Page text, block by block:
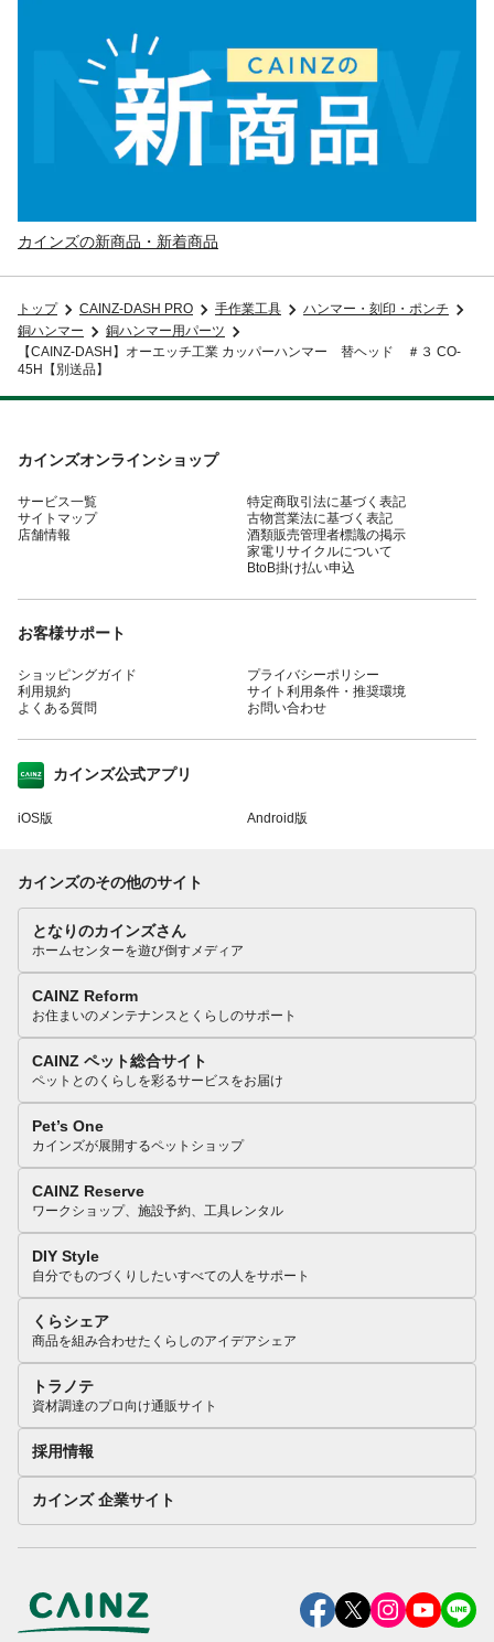
カインズの新商品・新着商品
トップ CAINZ-DASH PRO 手作業工具
ハンマー・刻印・ポンチ
銅ハンマー
銅ハンマー用パーツ
【CAINZ-DASH】オーエッチ工業 カッパーハンマー 替ヘッド ＃３ CO-
45H【別送品】
カインズオンラインショップ
サービス一覧
サイトマップ
店舗情報
特定商取引法に基づく表記
古物営業法に基づく表記
酒類販売管理者標識の掲示
家電リサイクルについて
BtoB掛け払い申込
お客様サポート
ショッピングガイド
利用規約
よくある質問
プライバシーポリシー
サイト利用条件・推奨環境
お問い合わせ
カインズ公式アプリ
iOS版 Android版
カインズのその他のサイト
となりのカインズさん
ホームセンターを遊び倒すメディア
CAINZ Reform
お住まいのメンテナンスとくらしのサポート
CAINZ ペット総合サイト
ペットとのくらしを彩るサービスをお届け
Pet’s One
カインズが展開するペットショップ
CAINZ Reserve
ワークショップ、施設予約、工具レンタル
DIY Style
自分でものづくりしたいすべての人をサポート
くらシェア
商品を組み合わせたくらしのアイデアシェア
トラノテ
資材調達のプロ向け通販サイト
採用情報
カインズ 企業サイト